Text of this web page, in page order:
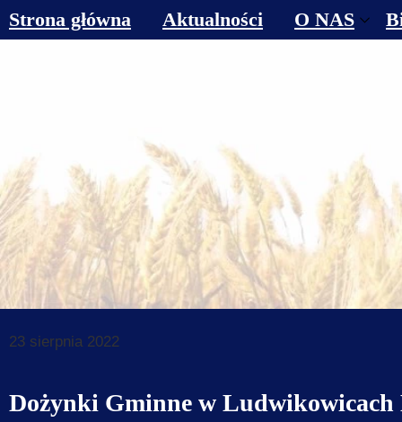
23 sierpnia 2022
Dożynki Gminne w Ludwikowicach
Strona główna Aktualności O NAS
Dane do
Deklaracja
Klauzule